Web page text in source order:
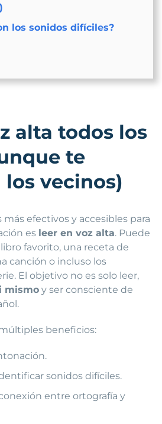
los sonidos difíciles?
alta todos los
te
vecinos)
efectivos y accesibles para
es leer en voz alta. Puede
favorito, una receta de
canción o incluso los
El objetivo no es solo leer,
mismo y ser consciente de
beneficios:
sonidos difíciles.
entre ortografía y